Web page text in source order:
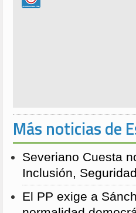
Más noticias de
Severiano Cuesta
Inclusión,
El PP exige a